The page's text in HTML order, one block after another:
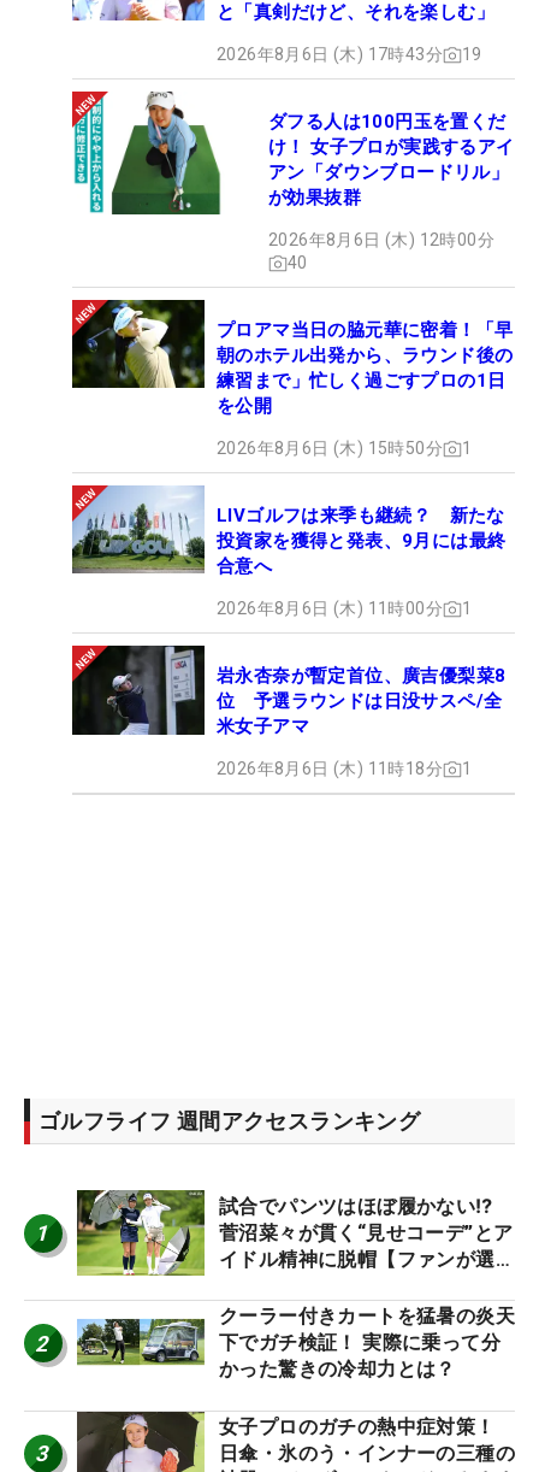
と「真剣だけど、それを楽しむ」
2026年8月6日 (木) 17時43分 19
ダフる人は100円玉を置くだ
け！ 女子プロが実践するアイ
アン「ダウンブロードリル」
が効果抜群
2026年8月6日 (木) 12時00分
40
プロアマ当日の脇元華に密着！「早
朝のホテル出発から、ラウンド後の
練習まで」忙しく過ごすプロの1日
を公開
2026年8月6日 (木) 15時50分 1
LIVゴルフは来季も継続？ 新たな
投資家を獲得と発表、9月には最終
合意へ
2026年8月6日 (木) 11時00分 1
岩永杏奈が暫定首位、廣吉優梨菜8
位 予選ラウンドは日没サスペ/全
米女子アマ
2026年8月6日 (木) 11時18分 1
ゴルフライフ 週間アクセスランキング
1
試合でパンツはほぼ履かない⁉
菅沼菜々が貫く“見せコーデ”とア
イドル精神に脱帽【ファンが選ぶ
2
クーラー付きカートを猛暑の炎天
下でガチ検証！ 実際に乗って分
かった驚きの冷却力とは？
3
女子プロのガチの熱中症対策！
日傘・氷のう・インナーの三種の